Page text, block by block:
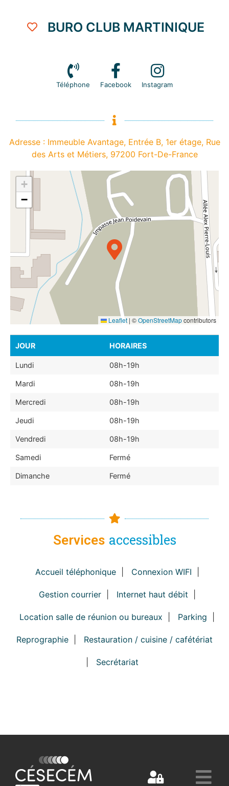
BURO CLUB MARTINIQUE
Téléphone Facebook Instagram
Adresse : Immeuble Avantage, Entrée B, 1er étage, Rue
des Arts et Métiers, 97200 Fort-De-France
+
−
Leaflet | ©OpenStreetMapcontributors
JOUR HORAIRES
Lundi 08h-19h
Mardi 08h-19h
Mercredi 08h-19h
Jeudi 08h-19h
Vendredi 08h-19h
Samedi Fermé
Dimanche Fermé
Services accessibles
Accueil téléphonique Connexion WIFI
Gestion courrier Internet haut débit
Location salle de réunion ou bureaux Parking
Reprographie Restauration / cuisine / cafétériat
Secrétariat